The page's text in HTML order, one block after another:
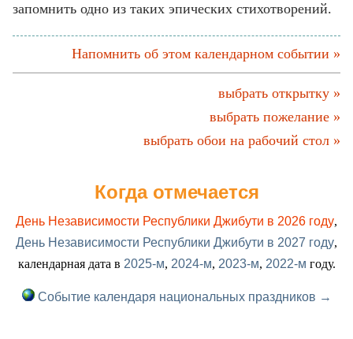
запомнить одно из таких эпических стихотворений.
Напомнить об этом календарном событии »
выбрать открытку »
выбрать пожелание »
выбрать обои на рабочий стол »
Когда отмечается
День Независимости Республики Джибути в 2026 году,
День Независимости Республики Джибути в 2027 году,
календарная дата в 2025-м, 2024-м, 2023-м, 2022-м году.
Событие календаря национальных праздников →